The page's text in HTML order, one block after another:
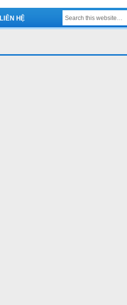
LIÊN HỆ